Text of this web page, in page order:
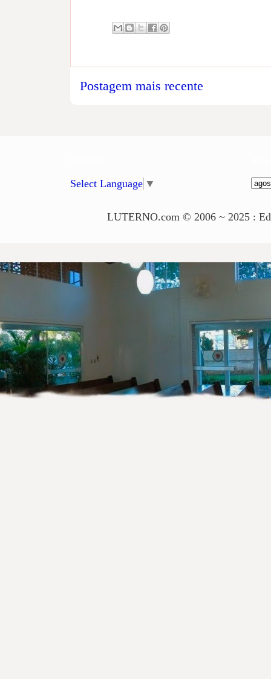
Postagem mais recente
Select Language ▼
LUTERNO.com © 2006 ~ 2025 :